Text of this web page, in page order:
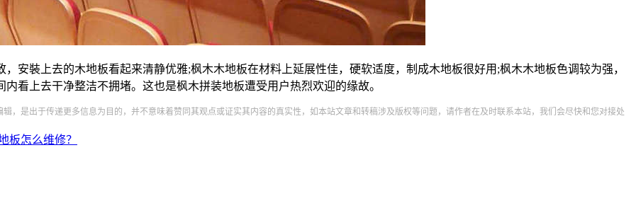
安裝上去的木地板看起来清静优雅;枫木木地板在材料上延展性佳，硬软适度，制成木地板很好用;枫木木地板色调较为强，
看上去干净整洁不拥堵。这也是枫木拼装地板遭受用户热烈欢迎的缘故。
，是出于传递更多信息为目的，并不意味着赞同其观点或证实其内容的真实性，如本站文章和转稿涉及版权等问题，请作者在及时联系本站，我们会尽快和您对接处
板怎么维修？